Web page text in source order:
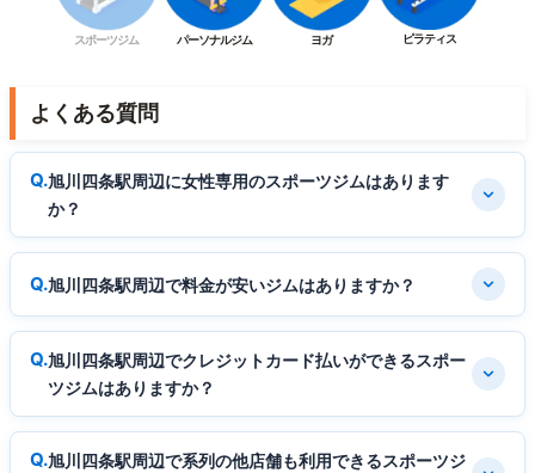
スポーツジム パーソナルジム ヨガ ピラティス
よくある質問
旭川四条駅周辺に女性専用のスポーツジムはあります
か？
旭川四条駅周辺で料金が安いジムはありますか？
旭川四条駅周辺でクレジットカード払いができるスポー
ツジムはありますか？
旭川四条駅周辺で系列の他店舗も利用できるスポーツジ